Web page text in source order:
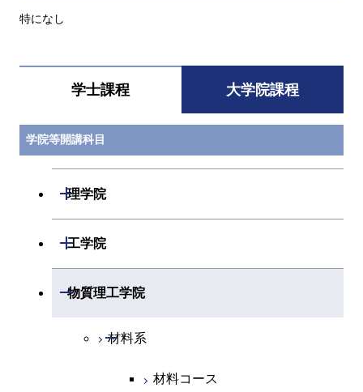
特になし
学士課程 大学院課程
学院等開講科目
理学院
開閉
工学院
開閉
機械系
開閉
エネルギーコース
システム制御系
システム制御コース
電気電子系
物質理工学院
開閉
材料系
開閉
材料コース